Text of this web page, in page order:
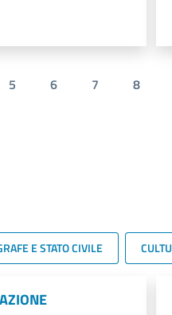
5 6 7 8
E STATO CIVILE